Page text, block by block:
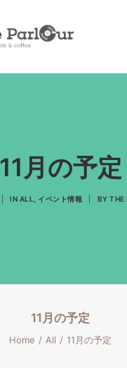
11月の予定
IN ALL イベント情報 BY THE
11月の予定
Home All 11月の予定